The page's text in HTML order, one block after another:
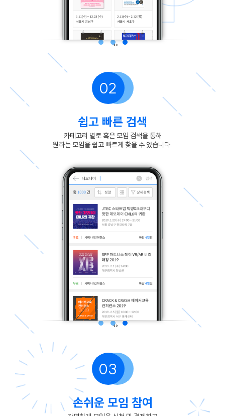
‹›
02
쉽고 빠른 검색
카테고리 별로 혹은 모임 검색을 통해
원하는 모임을 쉽고 빠르게 찾을 수 있습니다.
‹›
03
손쉬운 모임 참여